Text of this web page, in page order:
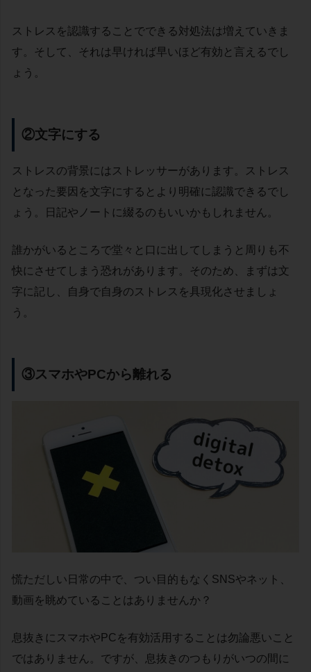
ストレスを認識することでできる対処法は増えていきま
す。そして、それは早ければ早いほど有効と言えるでし
ょう。
②文字にする
ストレスの背景にはストレッサーがあります。ストレス
となった要因を文字にするとより明確に認識できるでし
ょう。日記やノートに綴るのもいいかもしれません。
誰かがいるところで堂々と口に出してしまうと周りも不
快にさせてしまう恐れがあります。そのため、まずは文
字に記し、自身で自身のストレスを具現化させましょ
う。
③スマホやPCから離れる
慌ただしい日常の中で、つい目的もなくSNSやネット、
動画を眺めていることはありませんか？
息抜きにスマホやPCを有効活用することは勿論悪いこと
ではありません。ですが、息抜きのつもりがいつの間に